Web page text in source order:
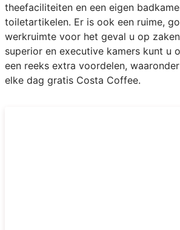
theefaciliteiten en een eigen
toiletartikelen. Er is ook een ruime,
werkruimte voor het geval u op
superior en executive kamers kunt u
een reeks extra voordelen,
elke dag gratis Costa Coffee.